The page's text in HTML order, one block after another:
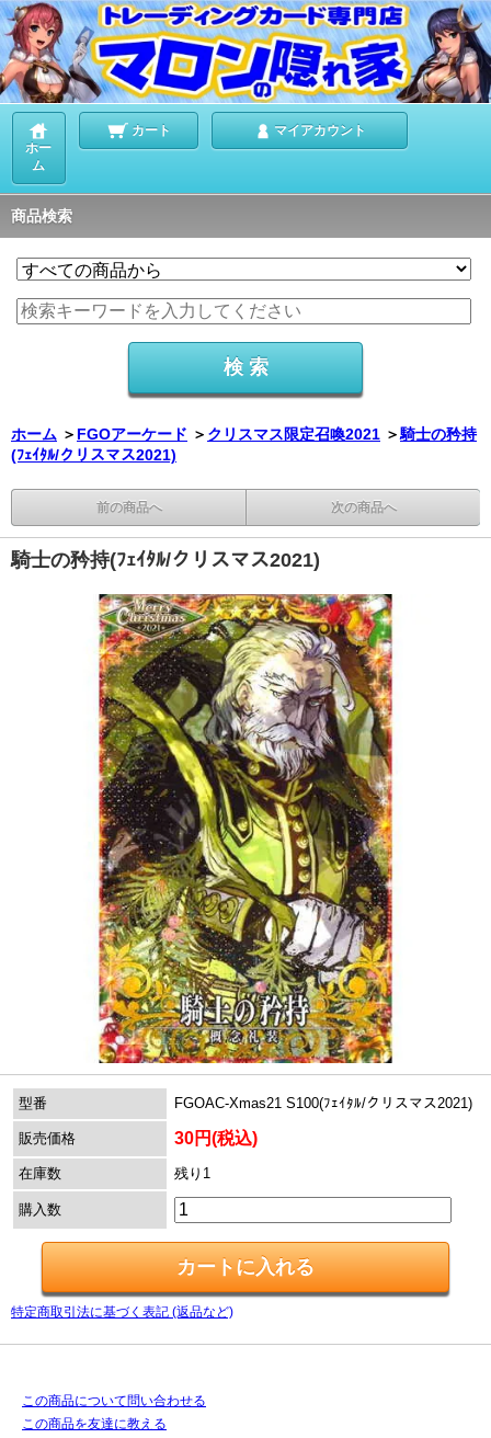
ホー
ム
カート マイアカウント
商品検索
ホーム ＞ FGOアーケード ＞ クリスマス限定召喚2021 ＞騎士の矜持
(ﾌｪｲﾀﾙ/クリスマス2021)
前の商品へ 次の商品へ
騎士の矜持(ﾌｪｲﾀﾙ/クリスマス2021)
型番 FGOAC-Xmas21 S100(ﾌｪｲﾀﾙ/クリスマス2021)
販売価格 30円(税込)
在庫数 残り1
購入数
特定商取引法に基づく表記 (返品など)
この商品について問い合わせる
この商品を友達に教える